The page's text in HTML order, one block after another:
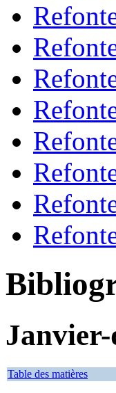
Janvier-
Table des matières